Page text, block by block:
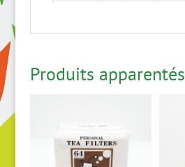
Produits apparentés